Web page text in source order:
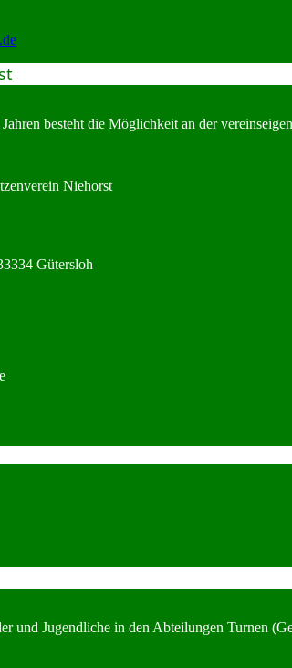
besteht die Möglichkeit an der
Niehorst
Gütersloh
und Jugendliche in den Abteilungen Turnen